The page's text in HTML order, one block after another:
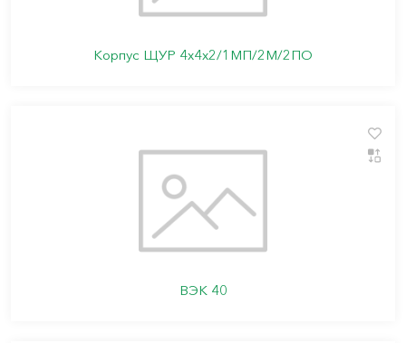
Корпус ЩУР 4х4х2/1МП/2М/2ПО
ВЭК 40